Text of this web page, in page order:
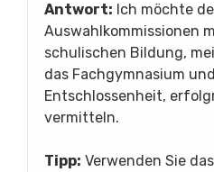
Antwort: Ich möchte
Auswahlkommissionen
schulischen Bildung,
das Fachgymnasium
Entschlossenheit,
vermitteln.
Tipp: Verwenden Sie das